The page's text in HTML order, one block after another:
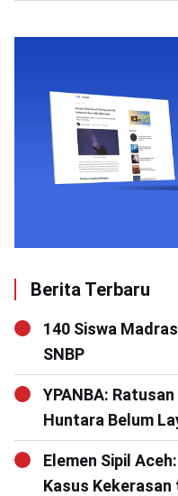
Berita Terbaru
140 Siswa
SNBP
YPANBA:
Huntara Belum
Elemen Sipil
Kasus